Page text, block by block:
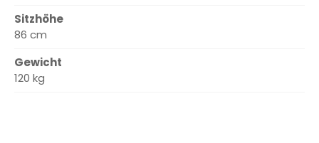
Sitzhöhe
86 cm
Gewicht
120 kg